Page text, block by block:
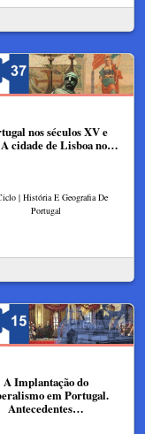
nos séculos XV e
cidade de Lisboa no…
| História E Geografia De
Portugal
A Implantação do
em Portugal.
Antecedentes…